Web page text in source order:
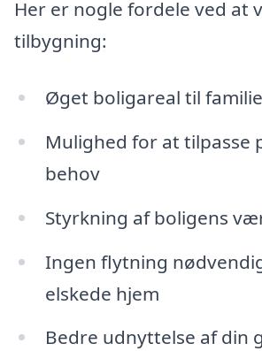
Her er nogle fordele ved at
tilbygning:
Øget boligareal til
Mulighed for at tilpasse
behov
Styrkning af boligens
Ingen flytning
elskede hjem
Bedre udnyttelse af din